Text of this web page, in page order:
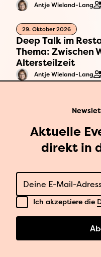
Antje Wieland-Lang
29. Oktober 2026
Deep Talk im
Thema: Zwischen
Altersteilzeit
Antje Wieland-Lang
Aktuelle
direkt in
E-Mail
Datenschutz
Ich akzeptiere die